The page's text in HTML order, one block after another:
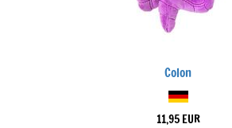
Colon
11,95 EUR